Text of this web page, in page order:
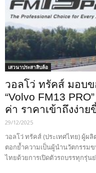
เสวนาประสาสิบล้อ
วอลโว่ ทรัคส์ มอบ
“Volvo FM13
ค่า ราคาเข้าถึงง่าย
29/12/2025
วอลโว่ ทรัคส์ (ประเทศไทย) ผู้ผ
ตอกย้ำความเป็นผู้นำนวัตกรรม
ไทยด้วยการเปิดตัวรถบรรทุกรุ่น